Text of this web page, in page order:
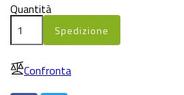
Quantità
Spedizione
Confronta